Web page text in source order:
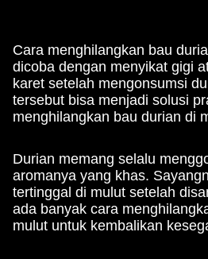
Cara menghilangkan bau
dicoba dengan menyikat gigi
karet setelah mengonsumsi
tersebut bisa menjadi solusi
menghilangkan bau durian di
Durian memang selalu
aromanya yang khas.
tertinggal di mulut setelah
ada banyak cara
mulut untuk kembalikan